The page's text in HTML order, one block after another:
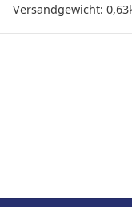
Versandgewicht: 0,63